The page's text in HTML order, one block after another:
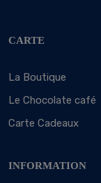
CARTE
La Boutique
Le Chocolate café
Carte Cadeaux
INFORMATION